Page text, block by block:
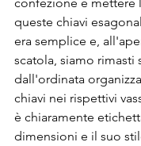
queste chiavi
era semplice e,
scatola, siamo
dall'ordinata
chiavi nei rispettivi
è chiaramente
dimensioni e il suo